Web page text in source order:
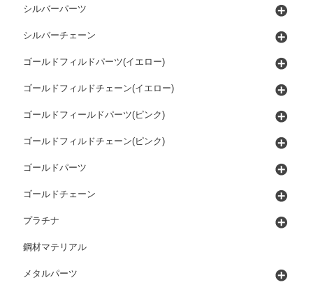
シルバーパーツ
シルバーチェーン
ゴールドフィルドパーツ(イエロー)
ゴールドフィルドチェーン(イエロー)
ゴールドフィールドパーツ(ピンク)
ゴールドフィルドチェーン(ピンク)
ゴールドパーツ
ゴールドチェーン
プラチナ
鋼材マテリアル
メタルパーツ